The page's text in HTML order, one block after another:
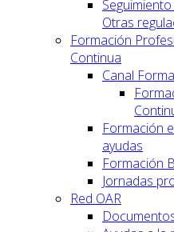
Otras
Formación
Continua
Canal
Formación
ayudas
Formación
Jornadas
Red OAR